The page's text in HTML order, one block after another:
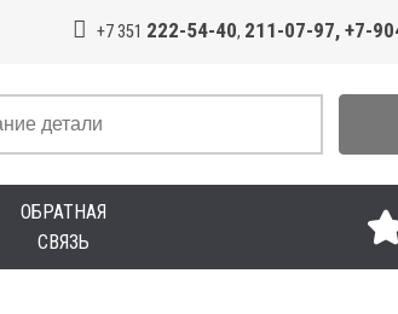
+7 351 222-54-40, 211-07-97, +7-
ОБРАТНАЯ
СВЯЗЬ